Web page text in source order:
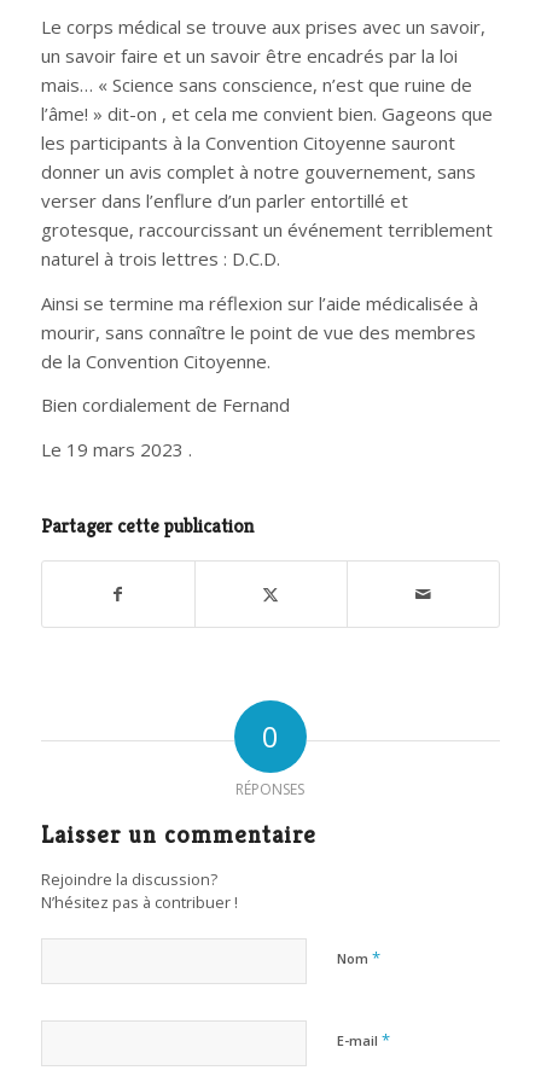
Le corps médical se trouve aux prises avec un savoir,
un savoir faire et un savoir être encadrés par la loi
mais… « Science sans conscience, n’est que ruine de
l’âme! » dit-on , et cela me convient bien. Gageons que
les participants à la Convention Citoyenne sauront
donner un avis complet à notre gouvernement, sans
verser dans l’enflure d’un parler entortillé et
grotesque, raccourcissant un événement terriblement
naturel à trois lettres : D.C.D.
Ainsi se termine ma réflexion sur l’aide médicalisée à
mourir, sans connaître le point de vue des membres
de la Convention Citoyenne.
Bien cordialement de Fernand
Le 19 mars 2023 .
Partager cette publication
0
RÉPONSES
Laisser un commentaire
Rejoindre la discussion?
N’hésitez pas à contribuer !
Nom *
E-mail *